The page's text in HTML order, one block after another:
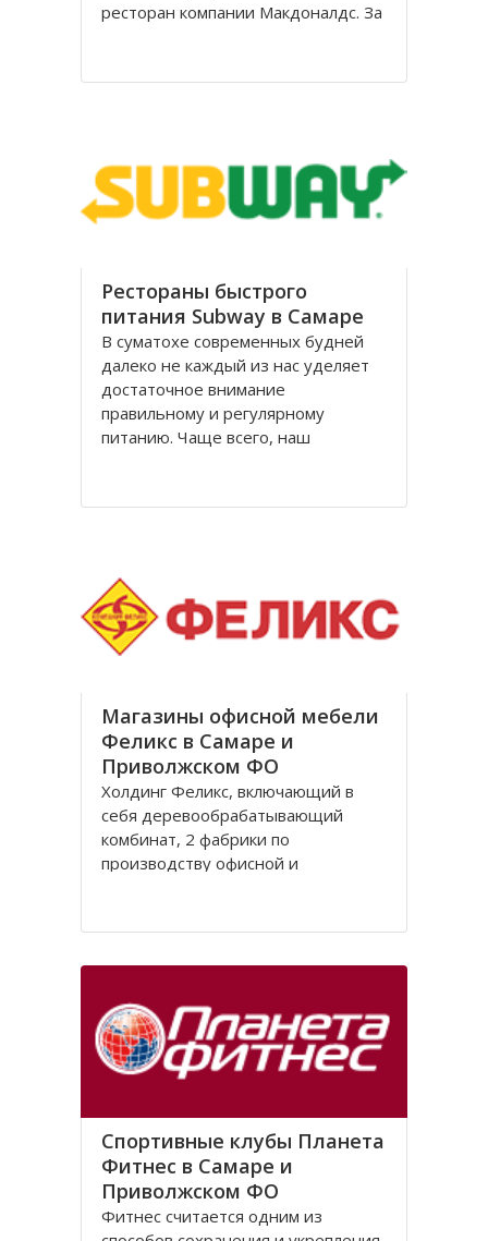
ресторан компании Макдоналдс. За
невероятно популярны среди всех
Рестораны быстрого
питания Subway в Самаре
В суматохе современных будней
далеко не каждый из нас уделяет
достаточное внимание
правильному и регулярному
питанию. Чаще всего, наш
перекусы на ходу, еда всухомятку.
Рестораны
Магазины офисной мебели
Феликс в Самаре и
Приволжском ФО
Холдинг Феликс, включающий в
себя деревообрабатывающий
комбинат, 2 фабрики по
производству офисной и
развитую сеть фирменных салонов,
выпуска и реализации офисной
мебели. Продукция
Спортивные клубы Планета
Фитнес в Самаре и
Приволжском ФО
Фитнес считается одним из